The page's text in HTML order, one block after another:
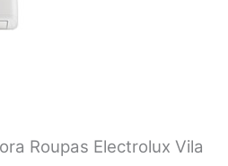
Roupas Electrolux Vila